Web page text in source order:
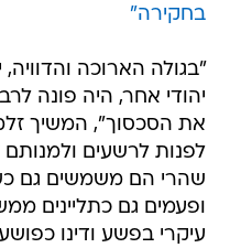
בחקירה"
"בגולה הארוכה
יהודי אחר, היה פונה
את הסכסוך", המשיך
לפנות לרשעים
שהרי הם משמשים גם
ופעמים גם כתליינים
עיקרי בפשע ודינו